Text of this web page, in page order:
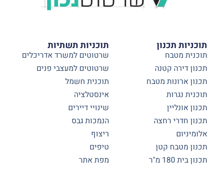
תוכניות תשתיות
שרטוטים למשרד אדריכלים
שרטוטים למעצבי פנים
תוכנית חשמל
אינסטלציה
שינויי דיירים
הנמכות גבס
ריצוף
טיפים
מפת אתר
תוכניות תכנון
תוכנית מטבח
תכנון דירה קטנה
תכנון ארונות מטבח
תוכנית נגרות
תכנון אונליין
תכנון חדרי רחצה
אלומיניום
תכנון מטבח קטן
תכנון בית 180 מ"ר